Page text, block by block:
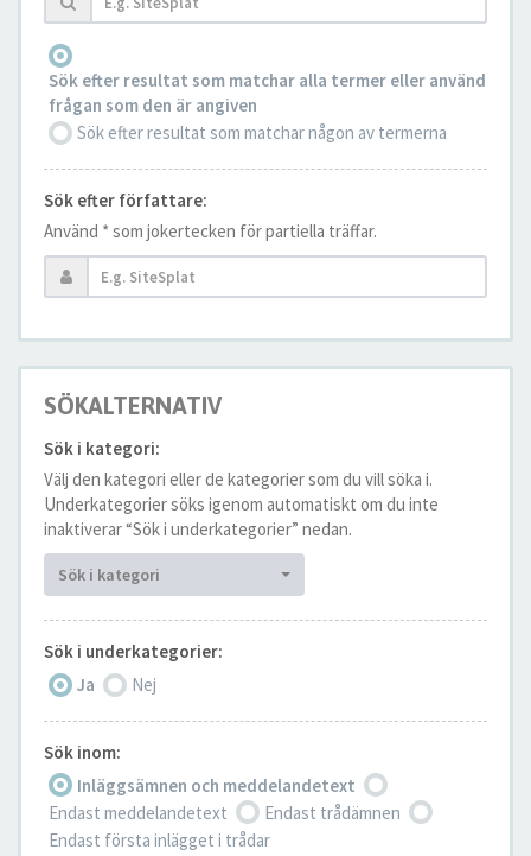
Sök efter resultat som matchar alla termer eller använd
frågan som den är angiven
Sök efter resultat som matchar någon av termerna
Sök efter författare:
Använd * som jokertecken för partiella träffar.
SÖKALTERNATIV
Sök i kategori:
Välj den kategori eller de kategorier som du vill söka i.
Underkategorier söks igenom automatiskt om du inte
inaktiverar “Sök i underkategorier” nedan.
Sök i kategori
Sök i underkategorier:
Ja
Nej
Sök inom:
Inläggsämnen och meddelandetext
Endast meddelandetext
Endast trådämnen
Endast första inlägget i trådar